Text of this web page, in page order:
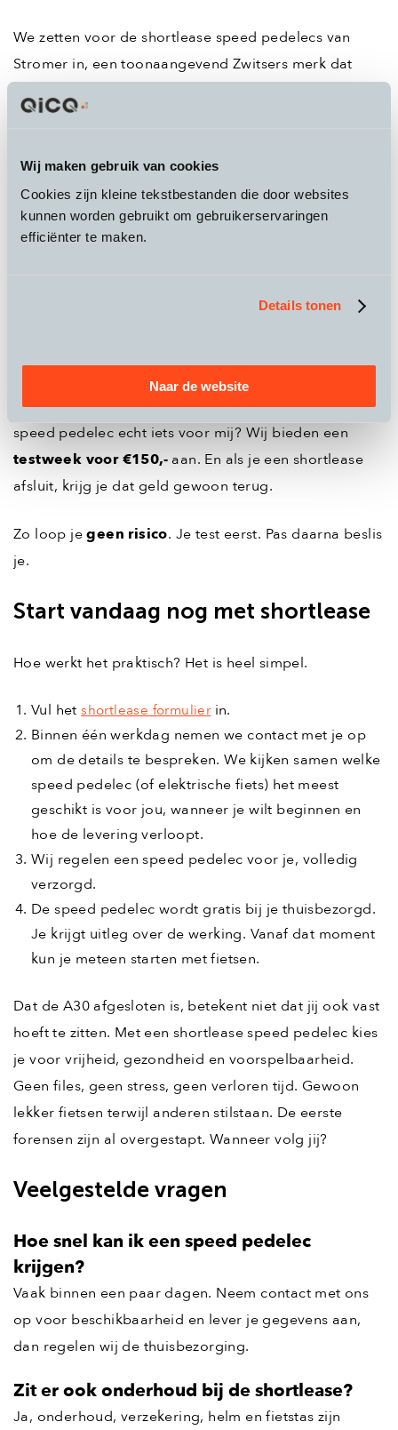
Wij maken gebruik van cookies
Cookies zijn kleine tekstbestanden die door websites
kunnen worden gebruikt om gebruikerservaringen
efficiënter te maken.
Details tonen
Naar de website
We zetten voor de shortlease speed pedelecs van
Stromer in, een toonaangevend Zwitsers merk dat
Deze fietsen zijn speciaal ontwikkeld voor dagelijks
die voldoende capaciteit hebben voor langere ritten.
Voor wie liever een e-bike wil die tot 25 km/u
ondersteunt, bieden wij ook Riese & Müller fietsen
Misschien twijfel je nog. Red ik de afstand? Is een
speed pedelec echt iets voor mij? Wij bieden een
testweek voor €150,- aan. En als je een shortlease
afsluit, krijg je dat geld gewoon terug.
Zo loop jegeen risico. Je test eerst. Pas daarna beslis
je.
Start vandaag nog met shortlease
Hoe werkt het praktisch? Het is heel simpel.
Vul hetshortlease formulierin.
Binnen één werkdag nemen we contact met je op
om de details te bespreken. We kijken samen welke
speed pedelec (of elektrische fiets) het meest
geschikt is voor jou, wanneer je wilt beginnen en
hoe de levering verloopt.
Wij regelen een speed pedelec voor je, volledig
verzorgd.
De speed pedelec wordt gratis bij je thuisbezorgd.
Je krijgt uitleg over de werking. Vanaf dat moment
kun je meteen starten met fietsen.
Dat de A30 afgesloten is, betekent niet dat jij ook vast
hoeft te zitten. Met een shortlease speed pedelec kies
je voor vrijheid, gezondheid en voorspelbaarheid.
Geen files, geen stress, geen verloren tijd. Gewoon
lekker fietsen terwijl anderen stilstaan. De eerste
forensen zijn al overgestapt. Wanneer volg jij?
Veelgestelde vragen
Hoe snel kan ik een speed pedelec
krijgen?
Vaak binnen een paar dagen. Neem contact met ons
op voor beschikbaarheid en lever je gegevens aan,
dan regelen wij de thuisbezorging.
Zit er ook onderhoud bij de shortlease?
Ja, onderhoud, verzekering, helm en fietstas zijn